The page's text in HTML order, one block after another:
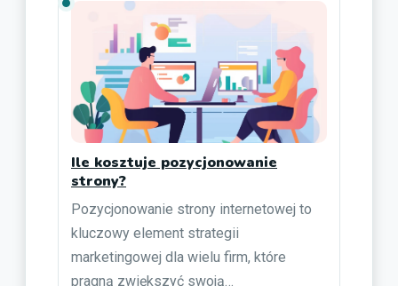
Ile kosztuje pozycjonowanie
strony?
Pozycjonowanie strony internetowej to
kluczowy element strategii
marketingowej dla wielu firm, które
pragną zwiększyć swoją…